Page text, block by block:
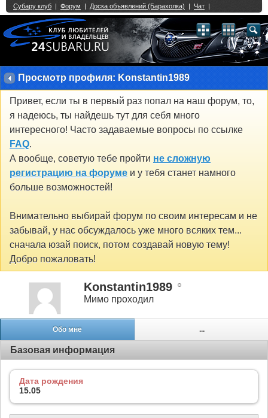
Просмотр профиля: Konstantin1989
Привет, если ты в первый раз попал на наш форум, то,
я надеюсь, ты найдешь тут для себя много
интересного! Часто задаваемые вопросы по ссылке
FAQ.
А вообще, советую тебе пройти не сложную
регистрацию на форуме и у тебя станет намного
больше возможностей!
Внимательно выбирай форум по своим интересам и не
забывай, у нас обсуждалось уже много всяких тем...
сначала юзай поиск, потом создавай новую тему!
Добро пожаловать!
Konstantin1989
Мимо проходил
Обо мне ...
Базовая информация
Дата рождения
15.05
Single Sign On provided byvBSSO
2 3 4 5 6 7 8 9 10 11 12 13 14 15 16 17 18 21 22 23 24 25 26
27 28 29 30 31 32 33 34 35 36 37 38 39 40 41 42 43